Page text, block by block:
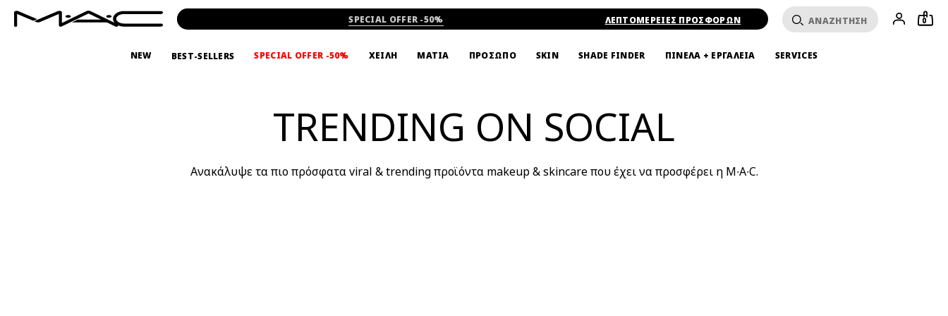
SPECIAL OFFER -50% ΛΕΠΤΟΜΕΡΕΙΕΣ ΠΡΟΣΦΟΡΩΝ 0
NEW BEST-SELLERS SPECIAL OFFER -50% ΧΕΙΛΗ ΜΑΤΙΑ ΠΡΟΣΩΠΟ SKIN SHADE FINDER ΠΙΝΕΛΑ + ΕΡΓΑΛΕΙΑ SERVICES
TRENDING ON SOCIAL
Ανακάλυψε τα πιο πρόσφατα viral & trending προϊόντα makeup & skincare που έχει να προσφέρει η M∙A∙C.